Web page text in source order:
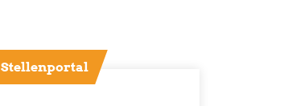
Stellenportal